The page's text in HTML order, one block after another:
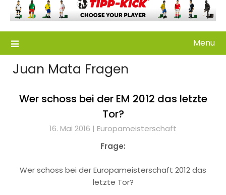
Menu
Juan Mata Fragen
Wer schoss bei der EM 2012 das letzte
Tor?
16. Mai 2016 | Europameisterschaft
Frage:
Wer schoss bei der Europameisterschaft 2012 das
letzte Tor?